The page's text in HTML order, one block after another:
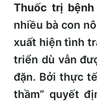
Thuốc trị bệnh
nhiều bà con
xuất hiện tình
triển dù vẫn
đặn. Bởi thực
thầm” quyết